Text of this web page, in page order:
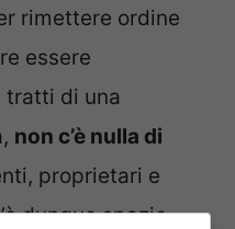
rimettere ordine
essere
tratti di una
non c’è nulla di
proprietari e
dunque spazio